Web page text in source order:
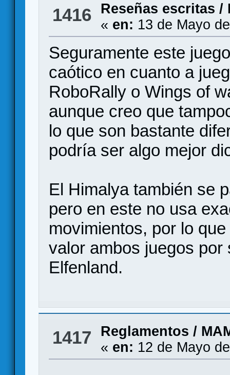
1416 Reseñas escritas /
« en: 13 de Mayo
Seguramente este
caótico en cuanto a
RoboRally o Wings of
aunque creo que
lo que son bastante
podría ser algo mejor
El Himalya también se
pero en este no usa
movimientos, por lo
valor ambos juegos
Elfenland.
1417 Reglamentos /
« en: 12 de Mayo